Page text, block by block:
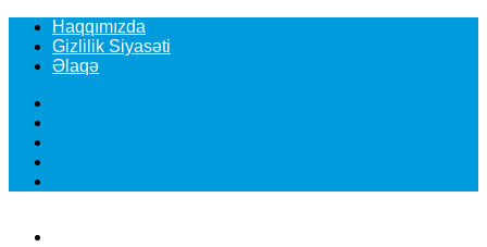
Haqqımızda
Gizlilik Siyasəti
Əlaqə